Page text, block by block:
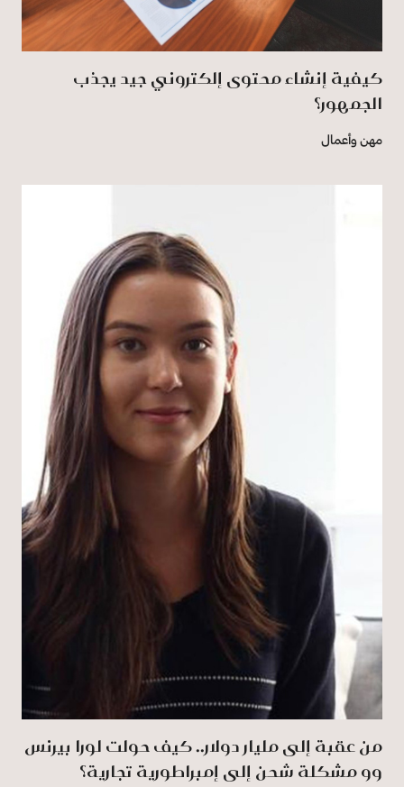
كيفية إنشاء محتوى إلكتروني جيد يجذب
الجمهور؟
مهن وأعمال
من عقبة إلى مليار دولار.. كيف حولت لورا بيرنس
وو مشكلة شحن إلى إمبراطورية تجارية؟